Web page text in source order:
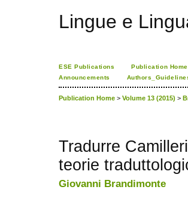
Lingue e
ESE Publications Publication Home
Announcements
Publication Home > Volume 13 (2015) >
Tradurre
teorie
Giovanni Brandimonte